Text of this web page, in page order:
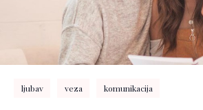
ljubav veza komunikacija